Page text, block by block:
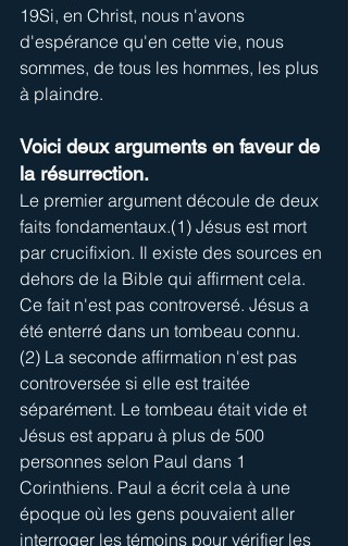
19Si, en Christ, nous n'avons
d'espérance qu'en cette vie, nous
sommes, de tous les hommes, les plus
à plaindre.
Voici deux arguments en faveur de
la résurrection.
Le premier argument découle de deux
faits fondamentaux.(1) Jésus est mort
par crucifixion. Il existe des sources en
dehors de la Bible qui affirment cela.
Ce fait n'est pas controversé. Jésus a
été enterré dans un tombeau connu.
(2) La seconde affirmation n'est pas
controversée si elle est traitée
séparément. Le tombeau était vide et
Jésus est apparu à plus de 500
personnes selon Paul dans 1
Corinthiens. Paul a écrit cela à une
époque où les gens pouvaient aller
interroger les témoins pour vérifier les